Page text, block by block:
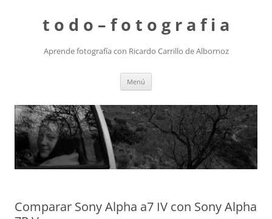
t o d o – f o t o g r a f i a
Aprende fotografía con Ricardo Carrillo de Albornoz
Menú
Comparar Sony Alpha a7 IV con Sony Alpha